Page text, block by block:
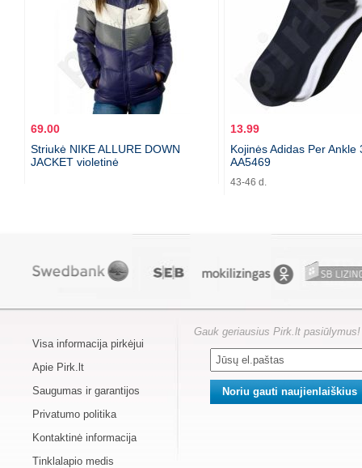
69.00
Striukė NIKE ALLURE DOWN
JACKET violetinė
13.99
Kojinės Adidas Per Ankle
AA5469
43-46 d.
Visa informacija pirkėjui
Apie Pirk.lt
Saugumas ir garantijos
Privatumo politika
Kontaktinė informacija
Tinklalapio medis
Gauk geriausius Pirk.lt pasiūlymus!